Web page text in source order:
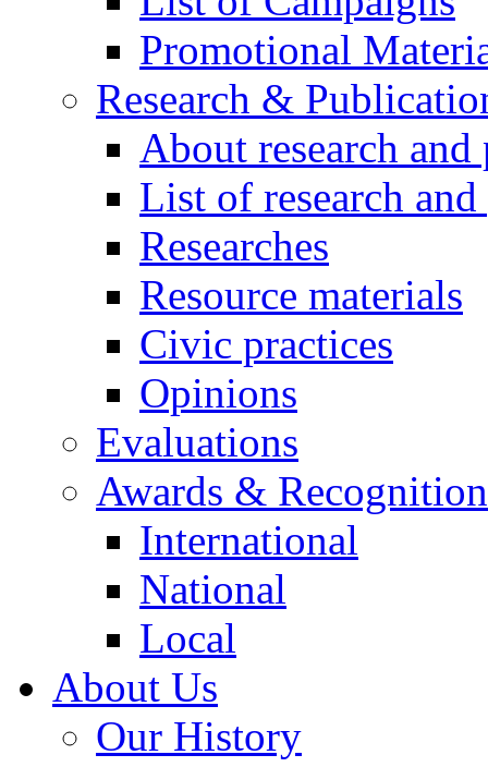
Promotional
Research &
About research
List of research
Researches
Resource materials
Civic practices
Opinions
Evaluations
Awards &
International
National
Local
About Us
Our History